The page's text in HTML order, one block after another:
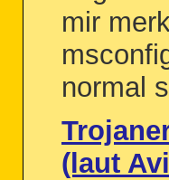
mir
normal
(laut